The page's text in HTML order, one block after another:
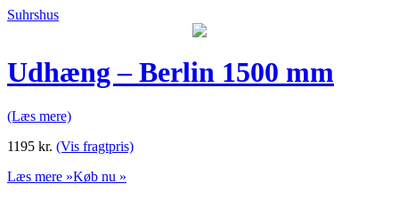
Suhrshus
Udhæng – Berlin 1500 mm
(Læs mere)
1195 kr. (Vis fragtpris)
Læs mere »Køb nu »